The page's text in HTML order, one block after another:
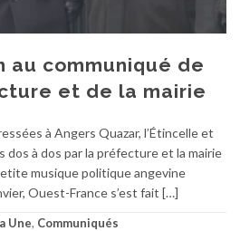
au communiqué de
et de la mairie
à Angers Quazar, l’Étincelle et
dos à dos par la préfecture et la mairie
musique politique angevine
Ouest-France s’est fait […]
Une, Communiqués